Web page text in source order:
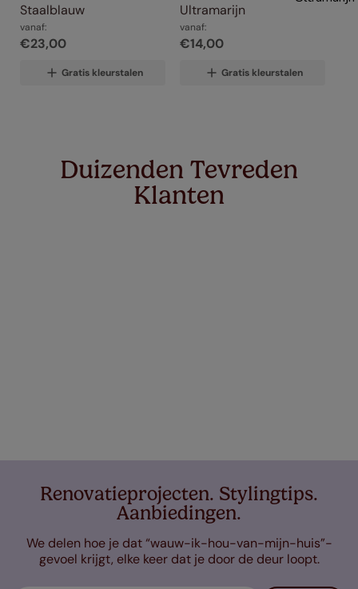
Staalblauw
vanaf:
€23,00
Gratis kleurstalen
Ultramarijn
vanaf:
€14,00
Gratis kleurstalen
Duizenden Tevreden
Klanten
Renovatieprojecten. Stylingtips.
Aanbiedingen.
We delen hoe je dat “wauw-ik-hou-van-mijn-huis”-
gevoel krijgt, elke keer dat je door de deur loopt.